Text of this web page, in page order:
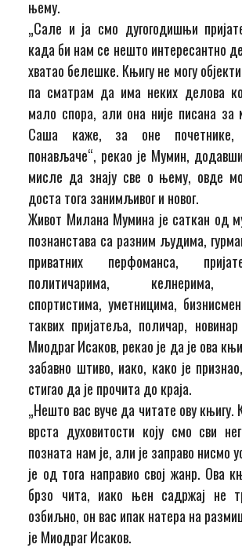
њему.
„Сале и ја смо дугогодишњи
када би нам се нешто интересантно
хватао белешке. Књигу не могу
па сматрам да има неких делова
мало спора, али она није писана за
Саша каже, за оне почетнике,
понављаче“, рекао је Мумин,
мисле да знају све о њему, овде
доста тога занимљивог и новог.
Живот Милана Мумина је саткан од
познанстава са разним људима,
приватних перфоманса,
политичарима, келнерима,
спортистима, уметницима,
таквих пријатеља, поличар,
Миодраг Исаков, рекао је да је ова
забавно штиво, иако, како је
стигао да је прочита до краја.
„Нешто вас вуче да читате ову књигу.
врста духовитости коју смо сви
позната нам је, али је заправо нисмо
је од тога направио свој жанр. Ова
брзо чита, иако њен садржај не
озбиљно, он вас ипак натера на
је Миодраг Исаков.